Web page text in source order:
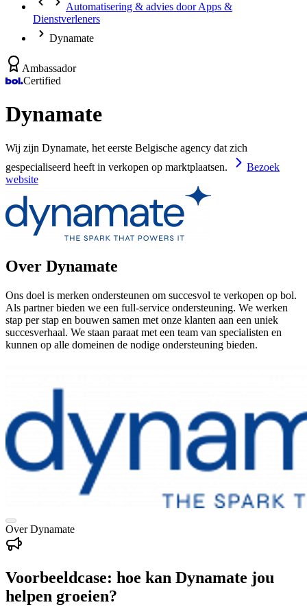
Automatisering & advies door Apps &
Dienstverleners
Dynamate
Ambassador
Certified
Dynamate
Wij zijn Dynamate, het eerste Belgische agency dat zich
gespecialiseerd heeft in verkopen op marktplaatsen.
Bezoek
website
Over Dynamate
Ons doel is merken ondersteunen om succesvol te verkopen op bol.
Als partner bieden we een full-service ondersteuning. We werken
stap per stap en bouwen samen met onze klanten aan een uniek
succesverhaal. We staan paraat met een team van specialisten en
kunnen op alle domeinen de nodige ondersteuning bieden.
Over Dynamate
Voorbeeldcase: hoe kan Dynamate jou
helpen groeien?